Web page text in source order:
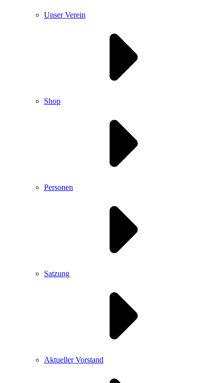
Unser Verein
Shop
Personen
Satzung
Aktueller Vorstand